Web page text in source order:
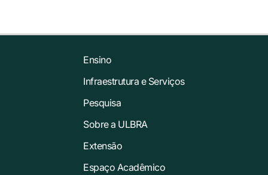
Ensino
Infraestrutura e Serviços
Pesquisa
Sobre a ULBRA
Extensão
Espaço Acadêmico